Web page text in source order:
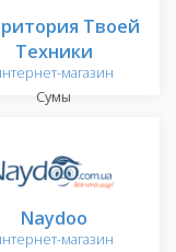
Твоей
Техники
магазин
Сумы
Naydoo
магазин